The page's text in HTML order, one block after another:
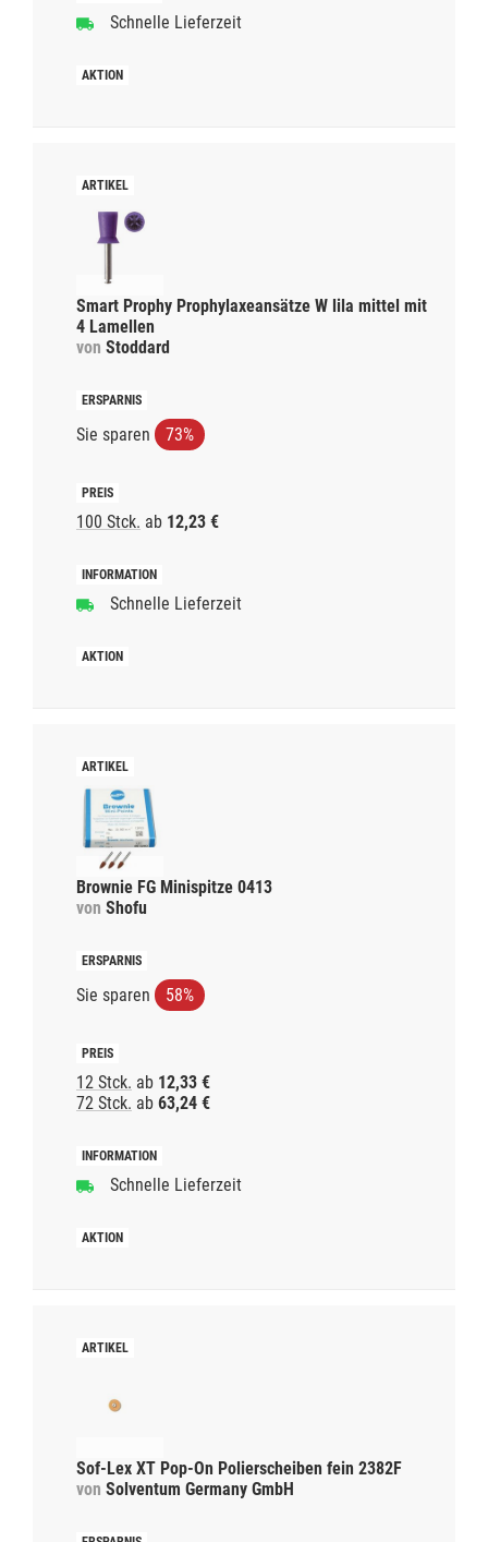
Schnelle Lieferzeit
Smart Prophy Prophylaxeansätze W lila mittel mit
4 Lamellen
von Stoddard
Sie sparen 73%
100 Stck. ab 12,23 €
Schnelle Lieferzeit
Brownie FG Minispitze 0413
von Shofu
Sie sparen 58%
12 Stck. ab 12,33 €
72 Stck. ab 63,24 €
Schnelle Lieferzeit
Sof-Lex XT Pop-On Polierscheiben fein 2382F
von Solventum Germany GmbH